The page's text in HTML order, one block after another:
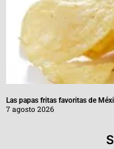
Las papas fritas favoritas de
7 agosto 2026